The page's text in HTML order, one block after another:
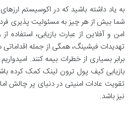
به یاد داشته باشید که در اکوسیستم
شما بیش از هر چیز به مسئولیت پذیری
امن و آفلاین از عبارت بازیابی، استفاده
تهدیدات فیشینگ، همگی از جمله اقداماتی
برابر بسیاری از خطرات بیمه کنند.
بازیابی کیف پول ترون لینک کمک کرده
تقویت عادات امنیتی در دنیای پر چالش
نیز باشد.